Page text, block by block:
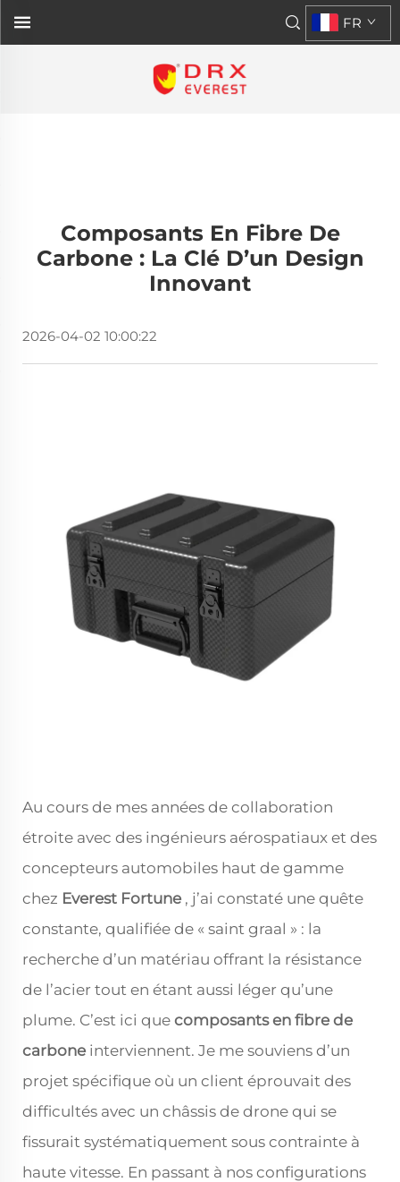
FR
Composants En Fibre De
Carbone : La Clé D’un Design
Innovant
2026-04-02 10:00:22
Au cours de mes années de collaboration
étroite avec des ingénieurs aérospatiaux et des
concepteurs automobiles haut de gamme
chez Everest Fortune , j’ai constaté une quête
constante, qualifiée de « saint graal » : la
recherche d’un matériau offrant la résistance
de l’acier tout en étant aussi léger qu’une
plume. C’est ici que composants en fibre de
carbone interviennent. Je me souviens d’un
projet spécifique où un client éprouvait des
difficultés avec un châssis de drone qui se
fissurait systématiquement sous contrainte à
haute vitesse. En passant à nos configurations